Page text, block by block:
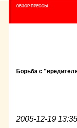
ОБЗОР ПРЕССЫ
Борьба с
2005-12-19